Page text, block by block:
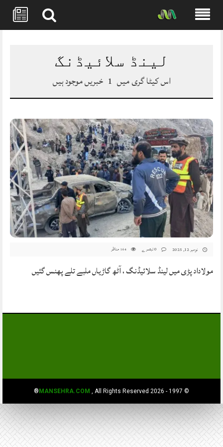
لینڈ سلائیڈنگ
اس کیٹا گری میں 1 خبریں موجود ہیں
نومبر 12, 2025 164 مناظر
مولاداد پڑی میں لینڈ سلائیڈنگ ، آٹھ گاڑیاں ملبے تلے پھنس گئیں
© 1997 - 2026
MANSEHRA.COM , All Rights Reserved®